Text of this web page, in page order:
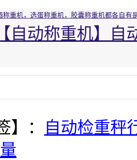
称重机，选蛋称重机，胶囊称重机都各自有
【自动称重机】
】：
自动检重秤